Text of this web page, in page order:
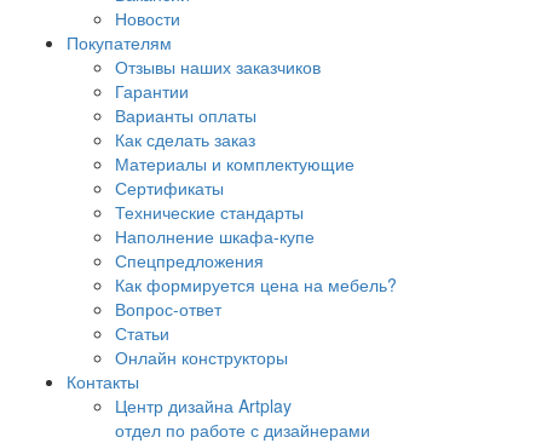
Новости
Покупателям
Отзывы наших заказчиков
Гарантии
Варианты оплаты
Как сделать заказ
Материалы и комплектующие
Сертификаты
Технические стандарты
Наполнение шкафа-купе
Спецпредложения
Как формируется цена на мебель?
Вопрос-ответ
Статьи
Онлайн конструкторы
Контакты
Центр дизайна Artplay
отдел по работе с дизайнерами